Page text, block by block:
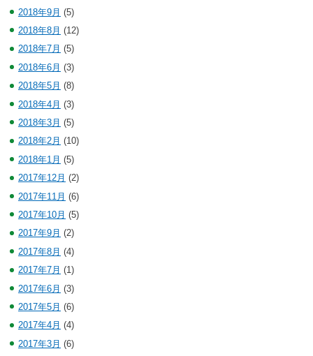
2018年9月 (5)
2018年8月 (12)
2018年7月 (5)
2018年6月 (3)
2018年5月 (8)
2018年4月 (3)
2018年3月 (5)
2018年2月 (10)
2018年1月 (5)
2017年12月 (2)
2017年11月 (6)
2017年10月 (5)
2017年9月 (2)
2017年8月 (4)
2017年7月 (1)
2017年6月 (3)
2017年5月 (6)
2017年4月 (4)
2017年3月 (6)